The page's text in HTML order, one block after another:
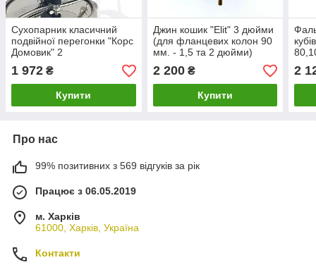
Сухопарник класичний
подвійної перегонки "Корс
Домовик" 2
1 972 ₴
Купити
Джин кошик "Elit" 3 дюйми
(для фланцевих колон 90
мм. - 1,5 та 2 дюйми)
2 200₴
Купити
2
Про нас
99% позитивних з 569 відгуків за рік
Працює з 06.05.2019
м. Харків
61000, Харків, Україна
Контакти